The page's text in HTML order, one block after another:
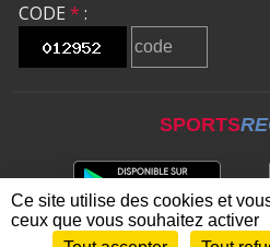
CODE * :
SPORTS
Ce site utilise des cookies et
ceux que vous souhaitez activer